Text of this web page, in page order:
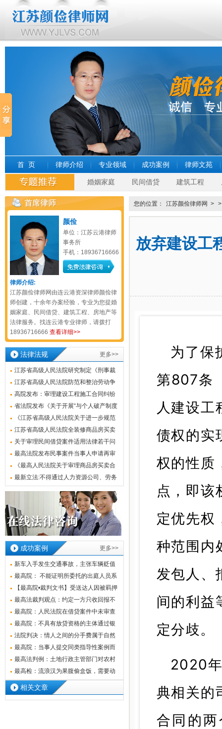
首 页 律师介绍 专业领域 成功案例 律师文苑
婚姻家庭 民间借贷 建筑工程
颜俭
单位：江苏云港律师
事务所
手机：18936716666
律师介绍:
江苏颜俭律师网由连云港资深律师颜俭律
师创建，十余年办案经验，专业为您提婚
姻家庭、民间借贷、建筑工程、房地产等
法律服务。找连云港专业律师，请拨打
18936716666 查看详细>>
法律法规 更多>>
江苏省高级人民法院研究制定《刑事裁
判涉财产部分执行若干问题的解答》
江苏省高级人民法院防范和整治劳动争
议虚假诉讼的工作指引
高院发布：审理建设工程施工合同纠纷
案件若干问题的解答（2022.12.28）
省法院发布《关于开展“与个人破产制度
功能相当试点”工作中若干问题解答》
《江苏省高级人民法院关于进一步规范
查封、扣押、冻结财产工作指引》全文
及解读
江苏省高级人民法院全装修商品房买卖
合同装修质量纠纷案件审理指南
关于审理民间借贷案件适用法律若干问
题的规定
最高法院发布民事案件当事人申请再审
指南
《最高人民法院关于审理商品房买卖合
同纠纷案件适用法律若干问题的解释》
最新立法:不得通过人力资源公司、劳务
成功案例 更多>>
新车入手发生交通事故，主张车辆贬值
损失能
最高院： 不能证明所委托的出庭人员系
公司
【最高院•裁判文书】受送达人因被羁押
不能
最高法裁判观点：约定一方只收回报不
担风险
最高院：人民法院在借贷案件中未审查
出借人
最高院：不具有放贷资格的主体通过银
行委托
法院判决：情人之间的分手费属于自然
之债，
最高院：当事人提交同类指导性案例而
裁判文
最高法判例：土地行政主管部门对农村
违法建
最高检：流浪汉为果腹偷盒饭，需要动
用刑罚
相关文章
您的位置： 江苏颜俭律师网 >
放弃建设工
为了保
第807条
人建设
债权的实
权的性质
点，即该
定优先权
种范围内
发包人、
间的利益
定分歧。
2020
典相关的
合同的